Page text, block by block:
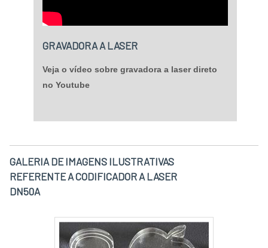
GRAVADORA A LASER
Veja o vídeo sobre gravadora a laser direto
no Youtube
GALERIA DE IMAGENS ILUSTRATIVAS
REFERENTE A CODIFICADOR A LASER
DN50A